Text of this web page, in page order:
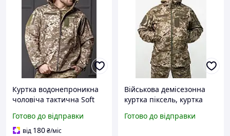
Куртка водонепроникна
чоловіча тактична Soft
військова SoftShell Gore-
Tex на ф
Готово до відправки
від 180₴/міс
Військова демісезонна
куртка піксель, куртка
тактична армійська
Готово до відправки